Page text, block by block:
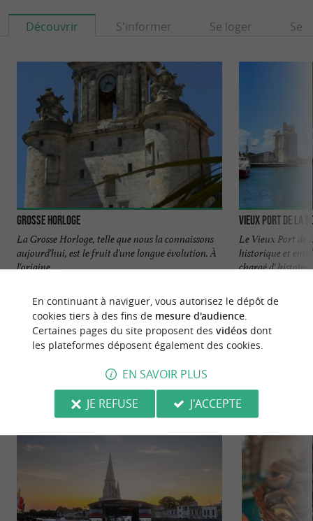
Découvrir S'informer Se loger Se
Grosse Horloge
La Grosse Horloge, telle que nous la connaissons
aujourd'hui, est le fruit d'une longue évolution. À
l'origine, ...
114 m - La Rochelle
Vieux Port de La
Le Vieux Port de
historique et
chargé d' histoire,
117 m -
NOUS AVONS TESTÉPOUR VOUS
En continuant à naviguer, vous autorisez le dépôt de
cookies tiers à des fins de mesure d'audience.
Certaines pages du site proposent des vidéosdont
les plateformes déposent également des cookies.
EN SAVOIR PLUS
JE REFUSE
J'ACCEPTE